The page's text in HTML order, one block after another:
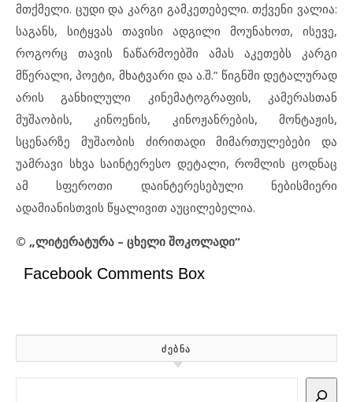
მთქმელი. ცუდი და კარგი გამკეთებელი. თქვენი ვალია:
საგანს, სიტყვას თავისი ადგილი მოუნახოთ, ისევე,
როგორც თავის ნაწარმოებში ამას აკეთებს კარგი
მწერალი, პოეტი, მხატვარი და ა.შ.” წიგნში დეტალურად
არის განხილული კინემატოგრაფის, კამერასთან
მუშაობის, კინოენის, კინოჟანრების, მონტაჟის,
სცენარზე მუშაობის ძირითადი მიმართულებები და
უამრავი სხვა საინტერესო დეტალი, რომლის ცოდნაც
ამ სფეროთი დაინტერესებული ნებისმიერი
ადამიანისთვის წყალივით აუცილებელია.
© „ლიტერატურა – ცხელი შოკოლადი“
Facebook Comments Box
ᲫᲔᲑᲜᲐ